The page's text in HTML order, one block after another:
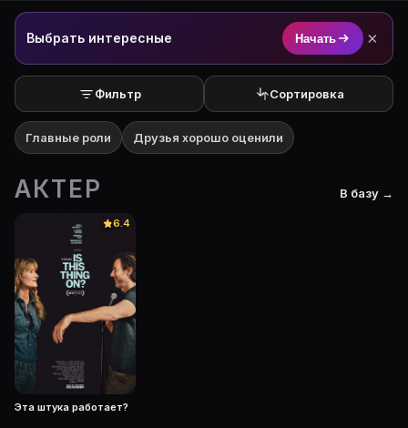
Выбрать интересные Начать ×
Фильтр Сортировка
Главные роли Друзья хорошо оценили
АКТЕР В базу →
6.4
Эта штука работает?